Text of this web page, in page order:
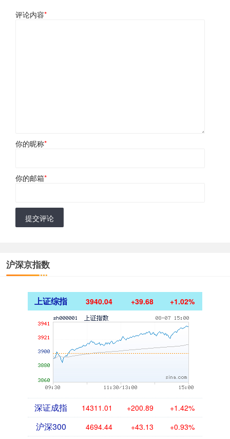
评论内容*
你的昵称*
你的邮箱*
提交评论
沪深京指数
上证综指 3940.04 +39.68 +1.02%
深证成指 14311.01 +200.89 +1.42%
沪深300 4694.44 +43.13 +0.93%